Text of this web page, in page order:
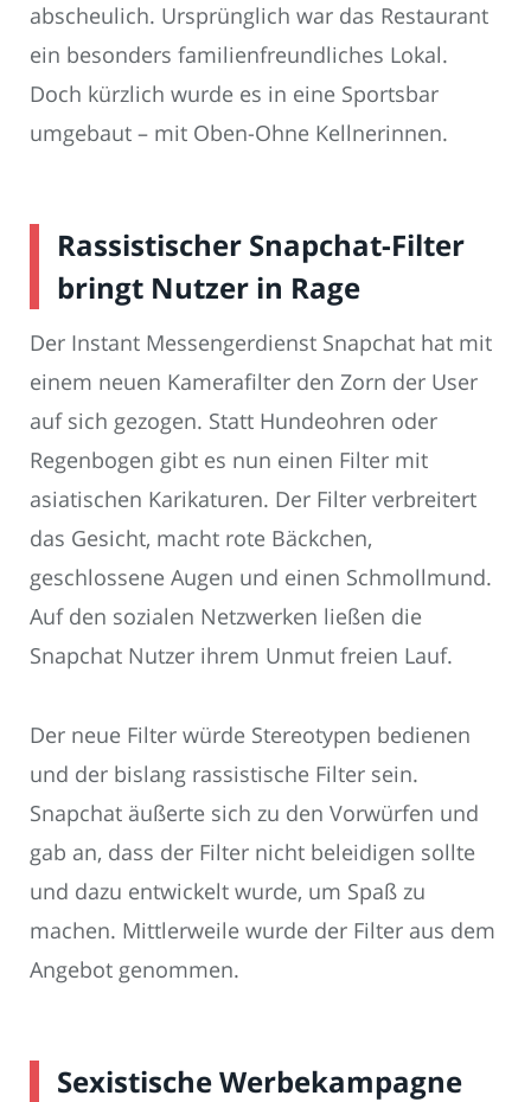
abscheulich. Ursprünglich war das Restaurant
ein besonders familienfreundliches Lokal.
Doch kürzlich wurde es in eine Sportsbar
umgebaut – mit Oben-Ohne Kellnerinnen.
Rassistischer Snapchat-Filter
bringt Nutzer in Rage
Der Instant Messengerdienst Snapchat hat mit
einem neuen Kamerafilter den Zorn der User
auf sich gezogen. Statt Hundeohren oder
Regenbogen gibt es nun einen Filter mit
asiatischen Karikaturen. Der Filter verbreitert
das Gesicht, macht rote Bäckchen,
geschlossene Augen und einen Schmollmund.
Auf den sozialen Netzwerken ließen die
Snapchat Nutzer ihrem Unmut freien Lauf.
Der neue Filter würde Stereotypen bedienen
und der bislang rassistische Filter sein.
Snapchat äußerte sich zu den Vorwürfen und
gab an, dass der Filter nicht beleidigen sollte
und dazu entwickelt wurde, um Spaß zu
machen. Mittlerweile wurde der Filter aus dem
Angebot genommen.
Sexistische Werbekampagne